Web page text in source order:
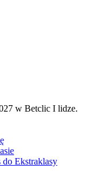
w Betclic I lidze.
do Ekstraklasy